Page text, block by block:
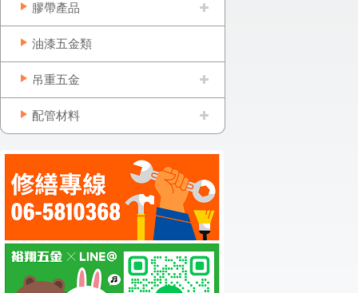
膠帶產品
油漆五金類
吊重五金
配管材料